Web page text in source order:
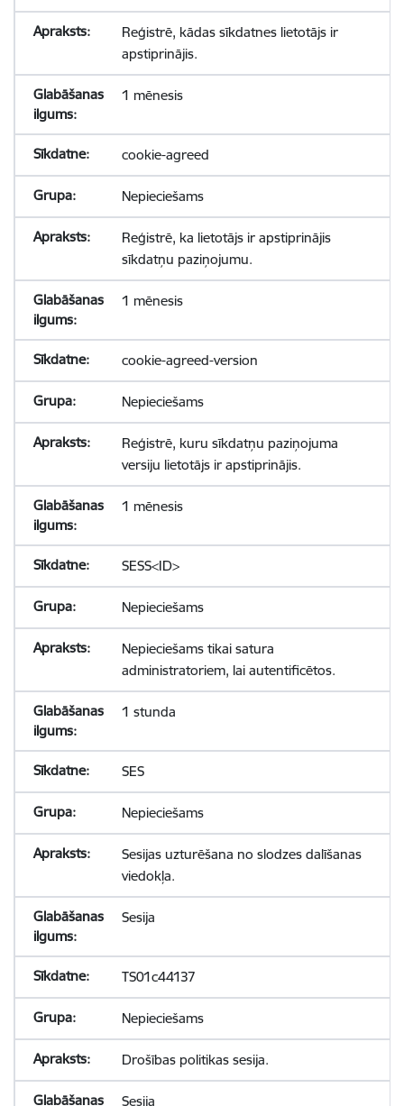
Reģistrē, kādas sīkdatnes lietotājs ir
apstiprinājis.
1 mēnesis
cookie-agreed
Nepieciešams
Reģistrē, ka lietotājs ir apstiprinājis
sīkdatņu paziņojumu.
1 mēnesis
cookie-agreed-version
Nepieciešams
Reģistrē, kuru sīkdatņu paziņojuma
versiju lietotājs ir apstiprinājis.
1 mēnesis
SESS<ID>
Nepieciešams
Nepieciešams tikai satura
administratoriem, lai autentificētos.
1 stunda
SES
Nepieciešams
Sesijas uzturēšana no slodzes dalīšanas
viedokļa.
Sesija
TS01c44137
Nepieciešams
Drošības politikas sesija.
Sesija